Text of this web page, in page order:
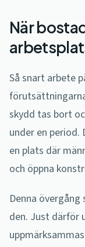
När
Så snart arbete
skydd tas bort
under en
en plats där
och öppna
Denna
den. Just därför